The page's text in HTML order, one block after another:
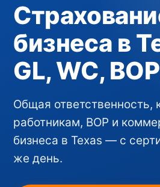
бизнеса в
GL, WC,
Общая ответственность,
работникам, BOP и
бизнеса в Texas — с
же день.